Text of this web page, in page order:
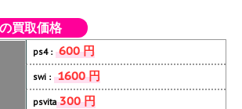
の買取価格
ps4： 600 円
swi： 1600 円
psvita300 円